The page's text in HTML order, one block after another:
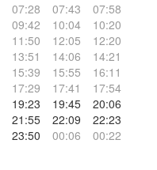
07:28 07:43
07:58
09:42 10:04
10:20
11:50 12:05
12:20
13:51 14:06
14:21
15:39 15:55
16:11
17:29 17:41
17:54
19:23 19:45
20:06
21:55 22:09
22:23
23:50 00:06
00:22